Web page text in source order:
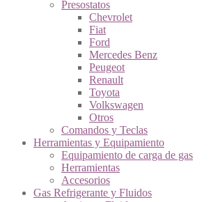
Presostatos
Chevrolet
Fiat
Ford
Mercedes Benz
Peugeot
Renault
Toyota
Volkswagen
Otros
Comandos y Teclas
Herramientas y Equipamiento
Equipamiento de carga de gas
Herramientas
Accesorios
Gas Refrigerante y Fluidos